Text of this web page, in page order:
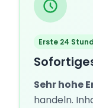
Erste 24
Sehr hohe
handeln.